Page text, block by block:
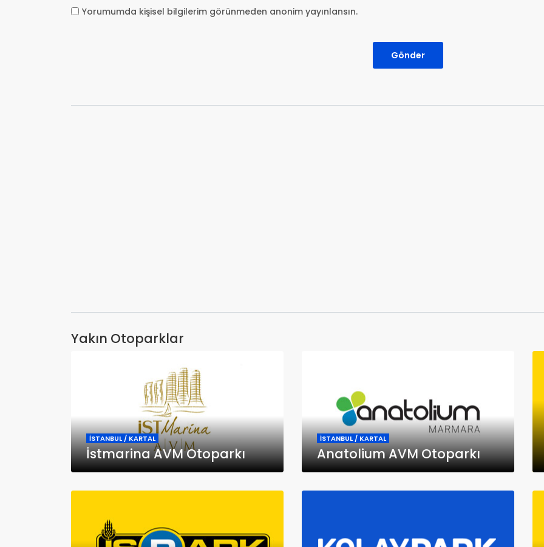
Yorumumda kişisel bilgilerim görünmeden anonim yayınlansın.
Gönder
Yakın Otoparklar
İSTANBUL / KARTAL
İstmarina AVM Otoparkı
İSTANBUL / KARTAL
Anatolium AVM Otoparkı